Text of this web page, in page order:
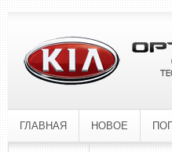
ГЛАВНАЯ НОВОЕ